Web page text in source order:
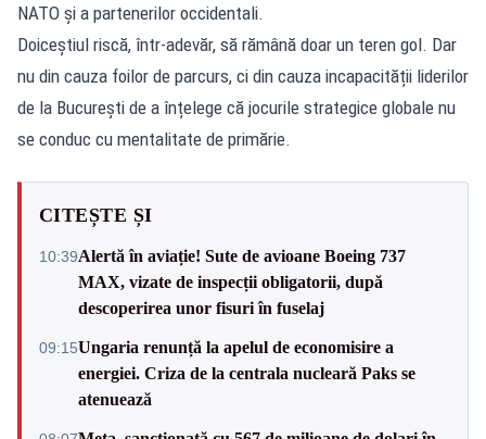
NATO și a partenerilor occidentali.
Doiceștiul riscă, într-adevăr, să rămână doar un teren gol. Dar
nu din cauza foilor de parcurs, ci din cauza incapacității liderilor
de la București de a înțelege că jocurile strategice globale nu
se conduc cu mentalitate de primărie.
CITEȘTE ȘI
10:39Alertă în aviație! Sute de avioane Boeing 737
MAX, vizate de inspecții obligatorii, după
descoperirea unor fisuri în fuselaj
09:15Ungaria renunță la apelul de economisire a
energiei. Criza de la centrala nucleară Paks se
atenuează